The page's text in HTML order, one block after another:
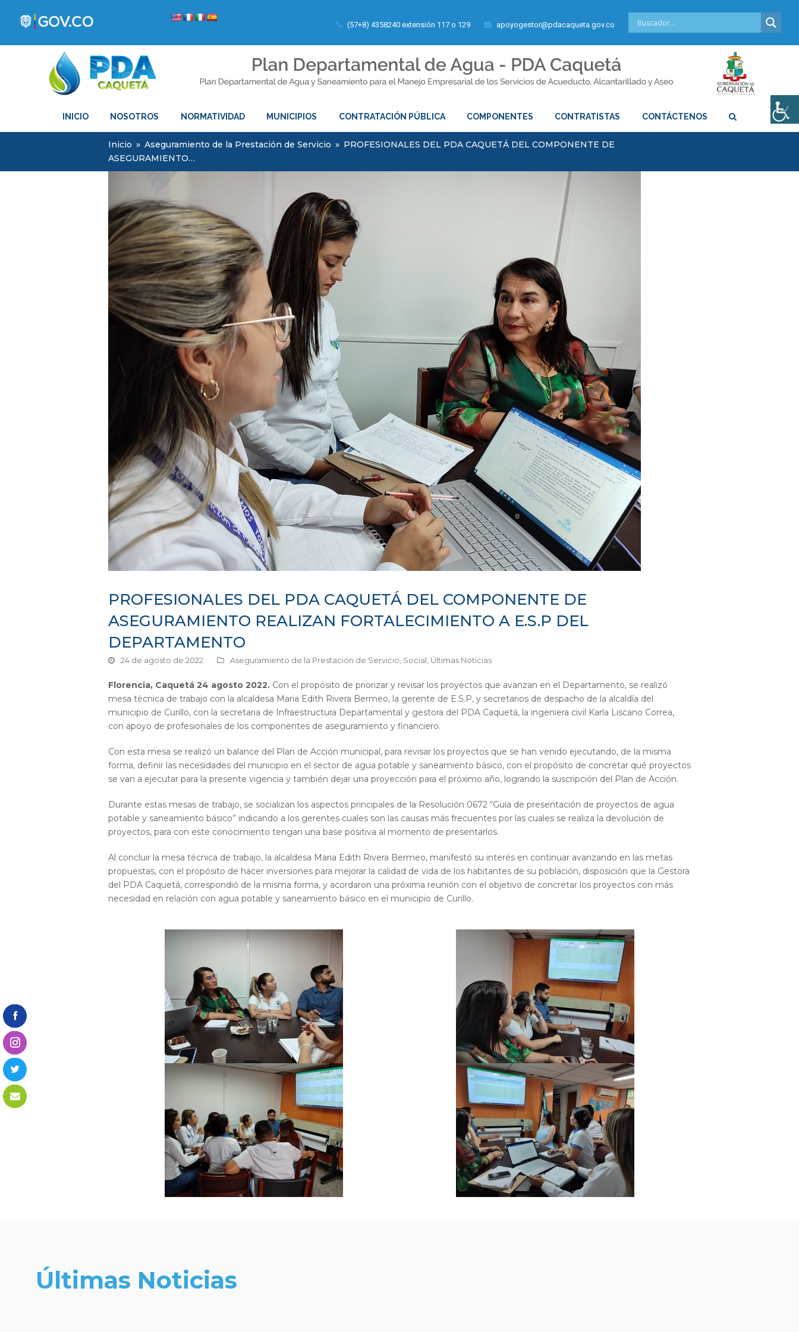
(57+8) 4358240 extensión 117 o 129 apoyogestor@pdacaqueta.gov.co
INICIO NOSOTROS NORMATIVIDAD MUNICIPIOS CONTRATACIÓN PÚBLICA COMPONENTES CONTRATISTAS CONTÁCTENOS
Inicio » Aseguramiento de la Prestación de Servicio » PROFESIONALES DEL PDA CAQUETÁ DEL COMPONENTE DE
ASEGURAMIENTO…
PROFESIONALES DEL PDA CAQUETÁ DEL COMPONENTE DE
ASEGURAMIENTO REALIZAN FORTALECIMIENTO A E.S.P DEL
DEPARTAMENTO
24 de agosto de 2022 Aseguramiento de la Prestación de Servicio Social Últimas Noticias
Florencia, Caquetá 24 agosto 2022. Con el propósito de priorizar y revisar los proyectos que avanzan en el Departamento, se realizó
mesa técnica de trabajo con la alcaldesa Maria Edith Rivera Bermeo, la gerente de E.S.P, y secretarios de despacho de la alcaldía del
municipio de Curillo, con la secretaria de Infraestructura Departamental y gestora del PDA Caquetá, la ingeniera civil Karla Liscano Correa,
con apoyo de profesionales de los componentes de aseguramiento y financiero.
Con esta mesa se realizó un balance del Plan de Acción municipal, para revisar los proyectos que se han venido ejecutando, de la misma
forma, definir las necesidades del municipio en el sector de agua potable y saneamiento básico, con el propósito de concretar qué proyectos
se van a ejecutar para la presente vigencia y también dejar una proyección para el próximo año, logrando la suscripción del Plan de Acción.
Durante estas mesas de trabajo, se socializan los aspectos principales de la Resolución 0672 “Guía de presentación de proyectos de agua
potable y saneamiento básico” indicando a los gerentes cuales son las causas más frecuentes por las cuales se realiza la devolución de
proyectos, para con este conocimiento tengan una base positiva al momento de presentarlos.
Al concluir la mesa técnica de trabajo, la alcaldesa Maria Edith Rivera Bermeo, manifestó su interés en continuar avanzando en las metas
propuestas, con el propósito de hacer inversiones para mejorar la calidad de vida de los habitantes de su población, disposición que la Gestora
del PDA Caquetá, correspondió de la misma forma, y acordaron una próxima reunión con el objetivo de concretar los proyectos con más
necesidad en relación con agua potable y saneamiento básico en el municipio de Curillo.
Últimas Noticias